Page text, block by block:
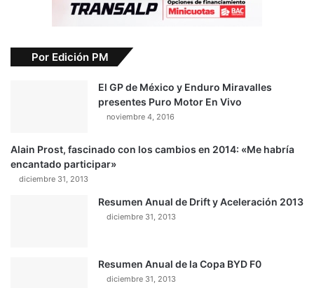
Por Edición PM
El GP de México y Enduro Miravalles
presentes Puro Motor En Vivo
noviembre 4, 2016
Alain Prost, fascinado con los cambios en 2014: «Me habría
encantado participar»
diciembre 31, 2013
Resumen Anual de Drift y Aceleración 2013
diciembre 31, 2013
Resumen Anual de la Copa BYD F0
diciembre 31, 2013